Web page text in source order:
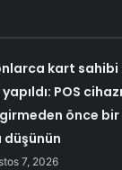
kart sahibi
yapıldı: POS
önce bir
düşünün
7, 2026